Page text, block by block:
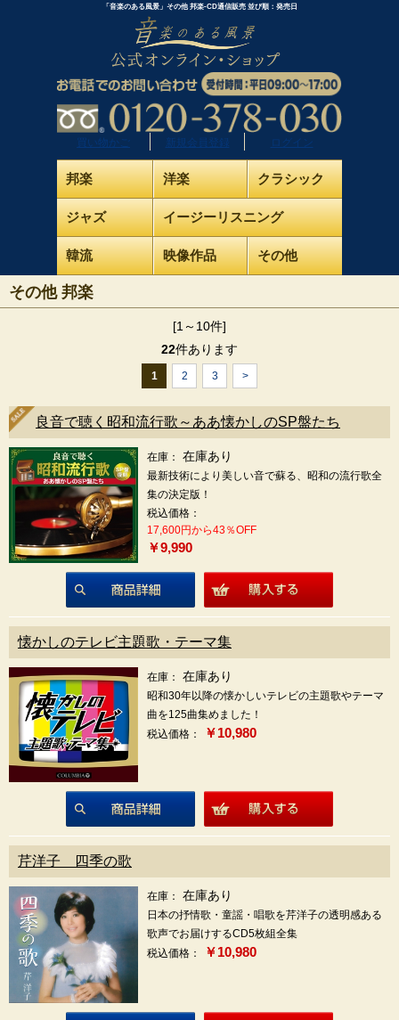
「音楽のある風景」その他 邦楽-CD通信販売 並び順：発売日
買い物かご 新規会員登録 ログイン
邦楽 洋楽 クラシック
ジャズ イージーリスニング
韓流 映像作品 その他
その他 邦楽
[1～10件]
22件あります
1 2 3 >
良音で聴く昭和流行歌～ああ懐かしのSP盤たち
在庫： 在庫あり
最新技術により美しい音で蘇る、昭和の流行歌全
集の決定版！
税込価格：
17,600円から43％OFF
￥9,990
商品詳細
懐かしのテレビ主題歌・テーマ集
在庫： 在庫あり
昭和30年以降の懐かしいテレビの主題歌やテーマ
曲を125曲集めました！
税込価格：
￥10,980
商品詳細
芹洋子 四季の歌
在庫： 在庫あり
日本の抒情歌・童謡・唱歌を芹洋子の透明感ある
歌声でお届けするCD5枚組全集
税込価格：
￥10,980